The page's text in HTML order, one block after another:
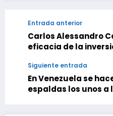
Entrada anterior
Carlos Alessandro
eficacia de la
Siguiente entrada
En Venezuela se
espaldas los unos a